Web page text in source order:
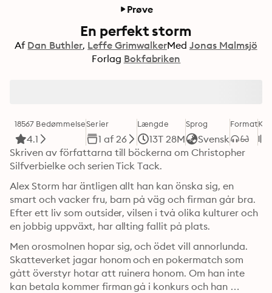
Prøve
En perfekt storm
Af Dan Buthler Leffe GrimwalkerMed Jonas Malmsjö
Forlag Bokfabriken
18567 Bedømmelse
4.1
Serier
1 af 26
Længde
13T 28M
Sprog
Svensk
Format
Skriven av författarna till böckerna om Christopher
Silfverbielke och serien Tick Tack.
Alex Storm har äntligen allt han kan önska sig, en
smart och vacker fru, barn på väg och firman går bra.
Efter ett liv som outsider, vilsen i två olika kulturer och
en jobbig uppväxt, har allting fallit på plats.
Men orosmolnen hopar sig, och ödet vill annorlunda.
Skatteverket jagar honom och en pokermatch som
gått överstyr hotar att ruinera honom. Om han inte
kan betala kommer firman gå i konkurs och han